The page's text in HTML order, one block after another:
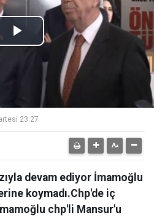
Play
Video
23:27
devam ediyor İmamoğlu
koymadı.Chp'de iç
chp'li Mansur'u